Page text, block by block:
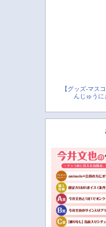
【グッズ-マス
んじゅう